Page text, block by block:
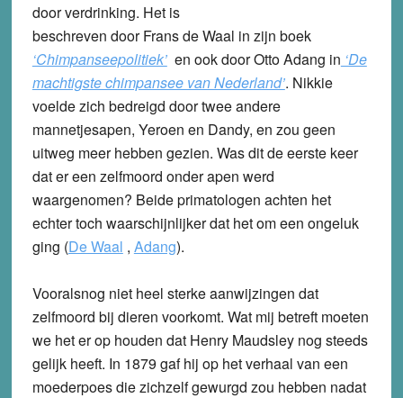
door verdrinking. Het is
beschreven door Frans de Waal in zijn boek
‘Chimpanseepolitiek’en ook door Otto Adang in ‘De
machtigste chimpansee van Nederland’. Nikkie
voelde zich bedreigd door twee andere
mannetjesapen, Yeroen en Dandy, en zou geen
uitweg meer hebben gezien. Was dit de eerste keer
dat er een zelfmoord onder apen werd
waargenomen? Beide primatologen achten het
echter toch waarschijnlijker dat het om een ongeluk
ging (De Waal , Adang).
Vooralsnog niet heel sterke aanwijzingen dat
zelfmoord bij dieren voorkomt. Wat mij betreft moeten
we het er op houden dat Henry Maudsley nog steeds
gelijk heeft. In 1879 gaf hij op het verhaal van een
moederpoes die zichzelf gewurgd zou hebben nadat